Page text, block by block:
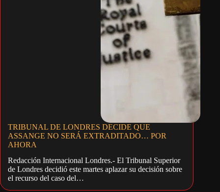
TRIBUNAL DE LONDRES DECIDE QUE
ASSANGE NO SERÁ EXTRADITADO… POR
AHORA
Redacción Internacional Londres.- El Tribunal Superior
de Londres decidió este martes aplazar su decisión sobre
el recurso del caso del…